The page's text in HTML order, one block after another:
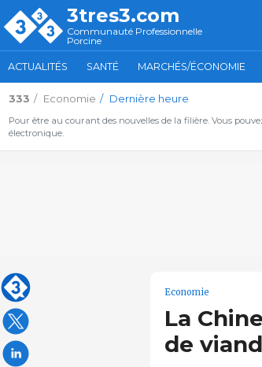
3tres3.com
Communauté Professionnelle
Porcine
ACTUALITÉS SANTÉ MARCHÉS/ÉCONOMIE
333 Economie Dernière heure
Pour être au courant des nouvelles de la filière. Vous
électronique.
Economie
La
de